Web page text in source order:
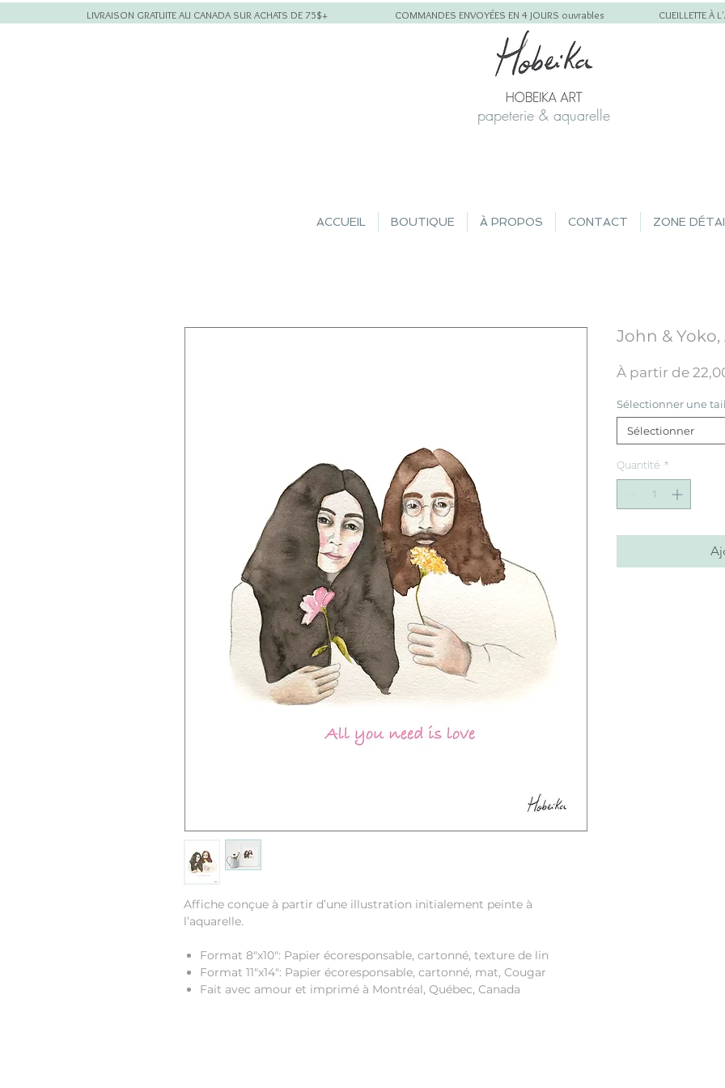
LIVRAISON GRATUITE AU CANADA SUR ACHATS DE 75$+ COMMANDES ENVOYÉES EN 4 JOURS ouvrables CUEILLETTE À
papeterie & aquarelle
ACCUEIL BOUTIQUE À PROPOS CONTACT ZONE
Affiche conçue à partir d’une illustration initialement peinte à
l’aquarelle.
Format 8"x10": Papier écoresponsable, cartonné, texture de lin
Format 11"x14": Papier écoresponsable, cartonné, mat, Cougar
Fait avec amour et imprimé à Montréal, Québec, Canada
John &
À partir de
Sélectionner une
Sélectionner
Quantité *